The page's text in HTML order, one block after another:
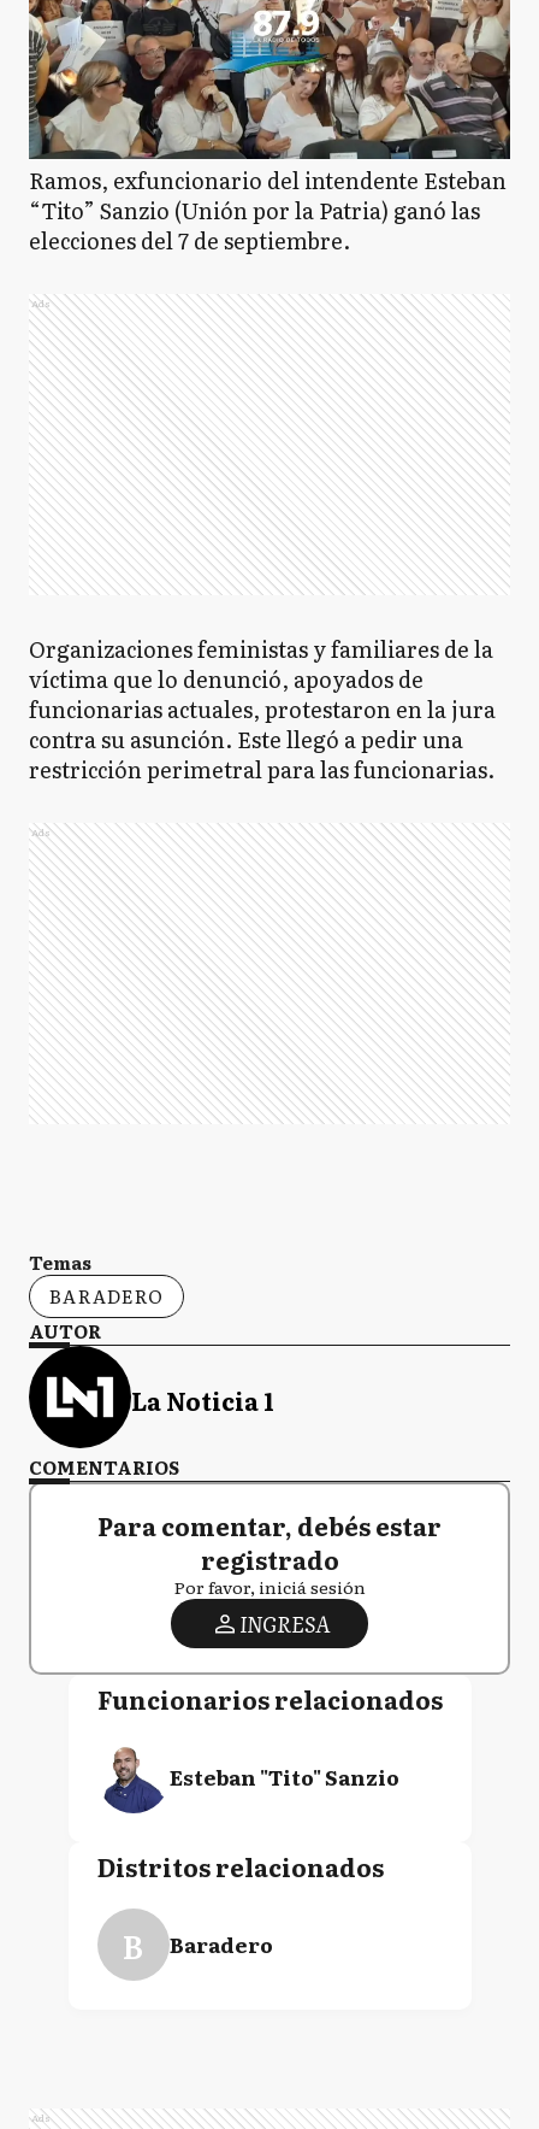
Ramos, exfuncionario del intendente Esteban
“Tito” Sanzio (Unión por la Patria) ganó las
elecciones del 7 de septiembre.
Ads
Organizaciones feministas y familiares de la
víctima que lo denunció, apoyados de
funcionarias actuales, protestaron en la jura
contra su asunción. Este llegó a pedir una
restricción perimetral para las funcionarias.
Ads
Temas
BARADERO
AUTOR
La Noticia 1
COMENTARIOS
Para comentar, debés estar
registrado
Por favor, iniciá sesión
INGRESA
Funcionarios relacionados
Esteban "Tito" Sanzio
Distritos relacionados
B Baradero
Ads